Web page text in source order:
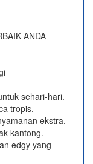
ANDA
sehari-hari.
tropis.
ekstra.
kantong.
edgy yang